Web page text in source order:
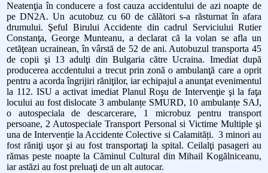
Neatenţia în conducere a fost cauza accidentului de azi noapte de
pe DN2A. Un acutobuz cu 60 de călători s-a răsturnat în afara
drumului. Şeful Birului Accidente din cadrul Serviciului Rutier
Constanţa, George Munteanu, a declarat că la volan se afla un
cetăţean ucrainean, în vârstă de 52 de ani. Autobuzul transporta 45
de copii şi 13 adulţi din Bulgaria către Ucraina. Imediat după
producerea accdentului a trecut prin zonă o ambulanţă care a oprit
pentru a acorda îngrijiri răniţilor, iar echipajul a anunţat evenimentul
la 112. ISU a activat imediat Planul Roşu de Intervenţie şi la faţa
locului au fost dislocate 3 ambulanțe SMURD, 10 ambulanțe SAJ,
o autospeciala de descarcerare, 1 microbuz pentru transport
persoane, 2 Autospeciale Transport Personal si Victime Multiple şi
una de Intervenție la Accidente Colective si Calamități. 3 minori au
fost răniţi uşor şi au fost transportaţi la spital. Ceilalţi pasageri au
rămas peste noapte la Căminul Cultural din Mihail Kogălniceanu,
iar astăzi au fost preluaţi de un alt autocar.